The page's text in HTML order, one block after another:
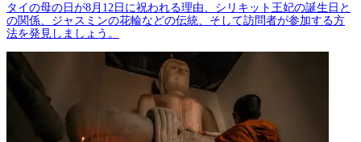
タイの母の日が8月12日に祝われる理由、シリキット王妃の誕生日と
の関係、ジャスミンの花輪などの伝統、そして訪問者が参加する方
法を発見しましょう。